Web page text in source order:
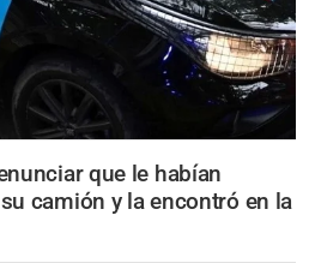
que le habían
camión y la encontró en la